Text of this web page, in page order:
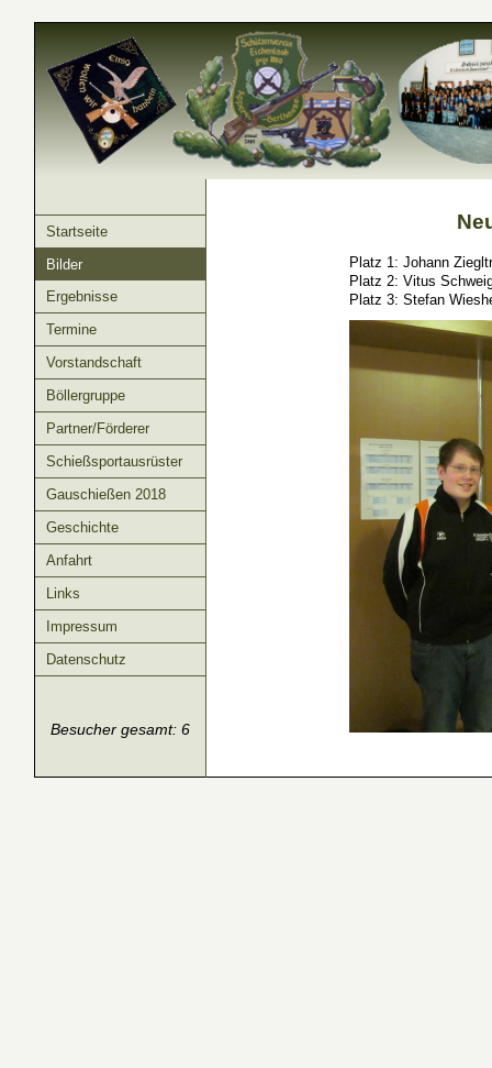
Startseite
Bilder
Ergebnisse
Termine
Vorstandschaft
Böllergruppe
Partner/Förderer
Schießsportausrüster
Gauschießen 2018
Geschichte
Anfahrt
Links
Impressum
Datenschutz
Besucher gesamt: 6
Platz 1: Johann
Platz 2: Vitus
Platz 3: Stefan